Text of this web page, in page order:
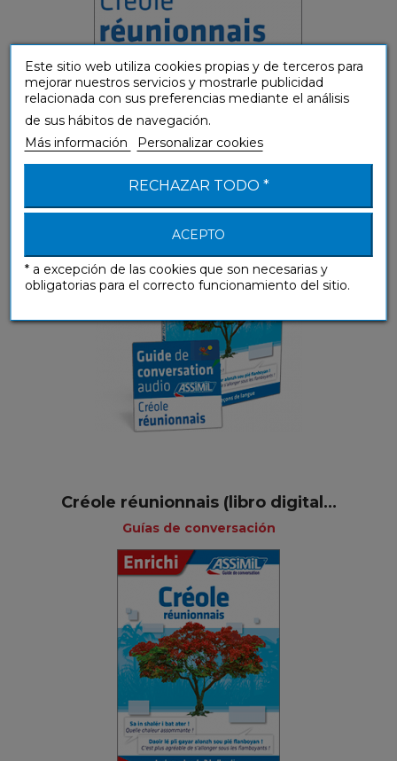
Créole réunionnais (guía + mp3
descargable)
Guías de conversación
Créole réunionnais (libro digital...
Guías de conversación
Este sitio web utiliza cookies propias y de terceros para
mejorar nuestros servicios y mostrarle publicidad
relacionada con sus preferencias mediante el análisis
de sus hábitos de navegación.
Más información
Personalizar cookies
RECHAZAR TODO *
ACEPTO
* a excepción de las cookies que son necesarias y
obligatorias para el correcto funcionamiento del sitio.